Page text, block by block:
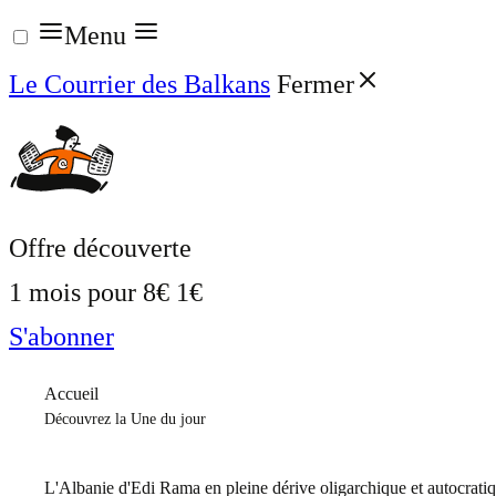
Aller
au
contenu
Menu
Le Courrier des Balkans Fermer
Offre découverte
1 mois pour 8€ 1€
S'abonner
Accueil
Découvrez la Une du jour
L'Albanie d'Edi Rama en pleine dérive oligarchique et